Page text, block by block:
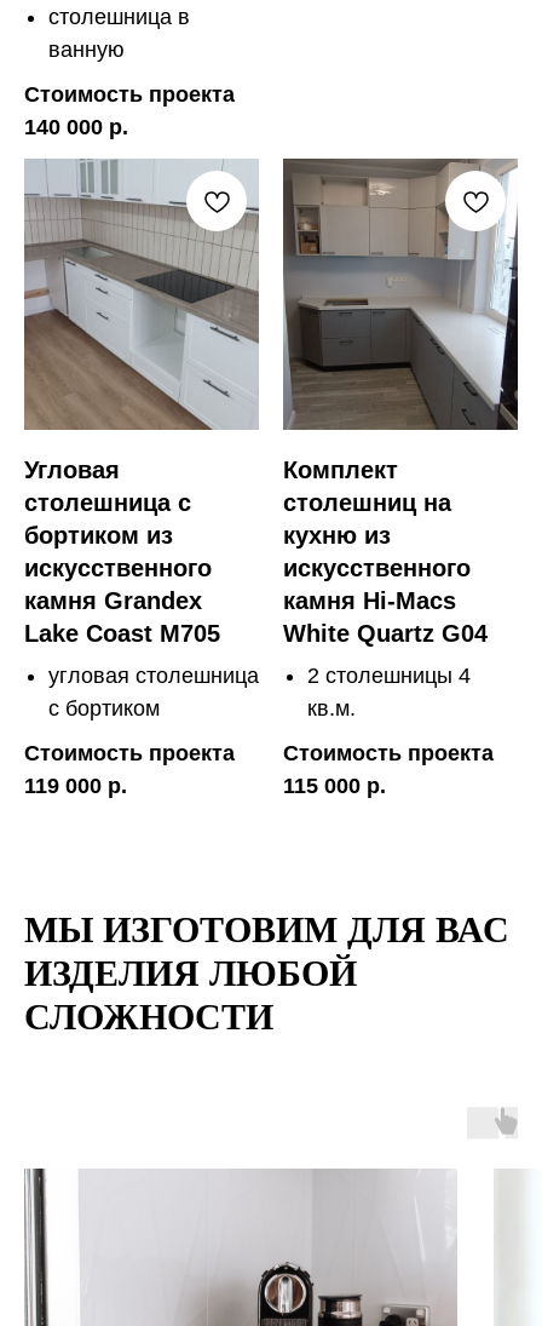
столешница в
ванную
Стоимость проекта
140 000 р.
Угловая
столешница с
бортиком из
искусственного
камня Grandex
Lake Coast M705
угловая столешница
с бортиком
Стоимость проекта
119 000 р.
Комплект
столешниц на
кухню из
искусственного
камня Hi-Macs
White Quartz G04
2 столешницы 4
кв.м.
Стоимость проекта
115 000 р.
МЫ ИЗГОТОВИМ ДЛЯ ВАС
ИЗДЕЛИЯ ЛЮБОЙ
СЛОЖНОСТИ